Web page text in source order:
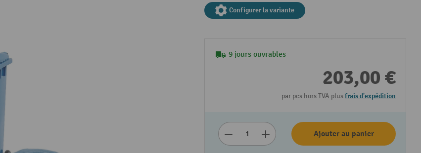
Configurer la variante
9 jours ouvrables
203,00 €
par pcs hors TVA plusfrais d'expédition
Ajouter au panier